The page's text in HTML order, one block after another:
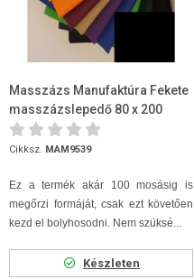
Masszázs Manufaktúra Fekete
masszázslepedő 80 x 200
Cikksz. MAM9539
Ez a termék akár 100 mosásig is
megőrzi formáját, csak ezt követően
kezd el bolyhosodni. Nem szüksé...
Készleten